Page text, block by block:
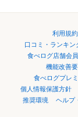
利用規約
口コミ・ランキン
食べログ店舗会
機能改善
食べログプレ
個人情報保護方針
推奨環境
ヘルプ